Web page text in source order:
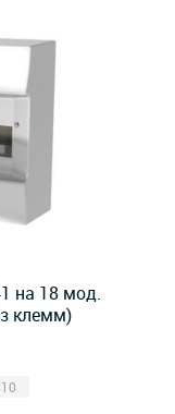
на 18 мод.
клемм)